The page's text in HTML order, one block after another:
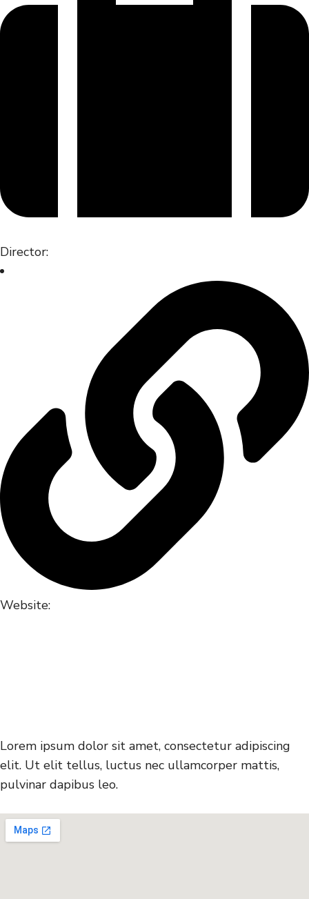
Director:
Website:
Lorem ipsum dolor sit amet, consectetur adipiscing
elit. Ut elit tellus, luctus nec ullamcorper mattis,
pulvinar dapibus leo.